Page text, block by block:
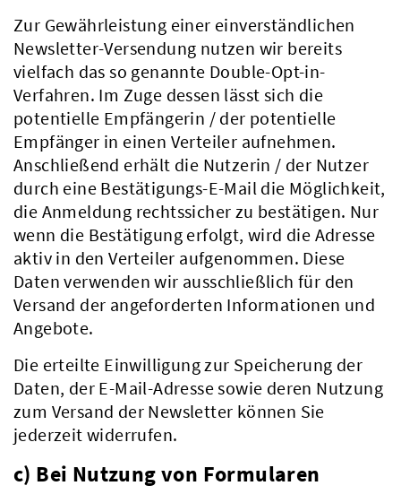
Aktuelles
Zur Gewährleistung einer einverständlichen
Newsletter-Versendung nutzen wir bereits
vielfach das so genannte Double-Opt-in-
Verfahren. Im Zuge dessen lässt sich die
potentielle Empfängerin / der potentielle
Empfänger in einen Verteiler aufnehmen.
Anschließend erhält die Nutzerin / der Nutzer
durch eine Bestätigungs-E-Mail die Möglichkeit,
die Anmeldung rechtssicher zu bestätigen. Nur
wenn die Bestätigung erfolgt, wird die Adresse
aktiv in den Verteiler aufgenommen. Diese
Daten verwenden wir ausschließlich für den
Versand der angeforderten Informationen und
Angebote.
Die erteilte Einwilligung zur Speicherung der
Daten, der E-Mail-Adresse sowie deren Nutzung
zum Versand der Newsletter können Sie
jederzeit widerrufen.
c) Bei Nutzung von Formularen